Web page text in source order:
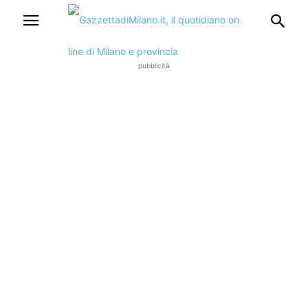
pubblicità